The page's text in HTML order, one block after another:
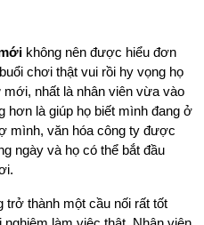
không nên được hiểu đơn
chơi thật vui rồi hy vọng họ
nhất là nhân viên vừa vào
hơn là giúp họ biết mình đang ở
mình, văn hóa công ty được
ngày và họ có thể bắt đầu
trở thành một cầu nối rất tốt